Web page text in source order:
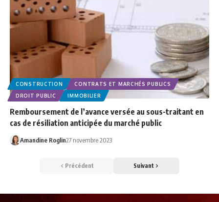
CONSTRUCTION
CONTRATS ET MARCHÉS PUBLICS
DROIT PUBLIC
IMMOBILIER
Remboursement de l’avance versée au sous-traitant en
cas de résiliation anticipée du marché public
Amandine Roglin27 novembre 2023
Précédent Suivant